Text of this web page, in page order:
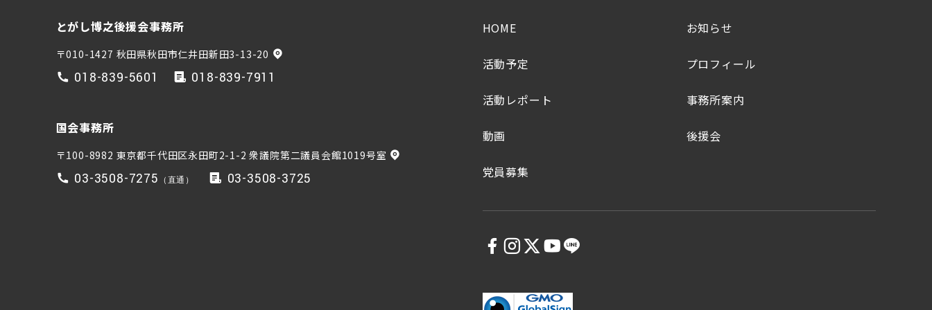
とがし博之後援会事務所
〒010-1427 秋田県秋田市仁井田新田3-13-20
018-839-5601 018-839-7911
国会事務所
〒100-8982 東京都千代田区永田町2-1-2衆議院第二議員会館1019号室
03-3508-7275 （直通） 03-3508-3725
HOME お知らせ
活動予定 プロフィール
活動レポート 事務所案内
動画 後援会
党員募集